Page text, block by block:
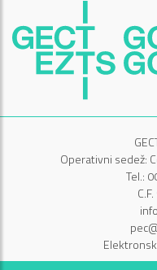
Operativni sedež:
Tel.: